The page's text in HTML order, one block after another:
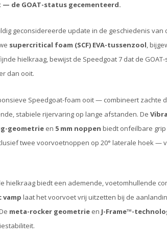
de GOAT-status gecementeerd.
geconsidereerde update in de geschiedenis van
supercritical foam (SCF) EVA-tussenzool,
hielkraag, bewijst de Speedgoat 7 dat de
dan ooit.
Speedgoat-foam ooit — combineert zachte
stabiele rijervaring op lange afstanden. De
geometrie en 5 mm noppen biedt onfeilbare
twee voorvoetnoppen op 20° laterale hoek —
hielkraag biedt een ademende, voetomhullende
laat het voorvoet vrij uitzetten bij de
meta-rocker geometrie en J-Frame™-